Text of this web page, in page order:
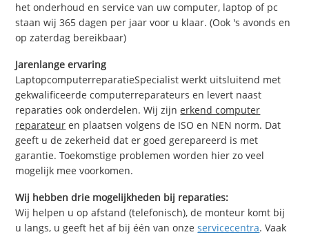
het onderhoud en service van uw computer, laptop of pc
staan wij 365 dagen per jaar voor u klaar. (Ook 's avonds en
op zaterdag bereikbaar)
Jarenlange ervaring
LaptopcomputerreparatieSpecialist werkt uitsluitend met
gekwalificeerde computerreparateurs en levert naast
reparaties ook onderdelen. Wij zijnerkend computer
reparateur en plaatsen volgens de ISO en NEN norm. Dat
geeft u de zekerheid dat er goed gerepareerd is met
garantie. Toekomstige problemen worden hier zo veel
mogelijk mee voorkomen.
Wij hebben drie mogelijkheden bij reparaties:
Wij helpen u op afstand (telefonisch), de monteur komt bij
u langs, u geeft het af bij één van onzeservicecentra. Vaak